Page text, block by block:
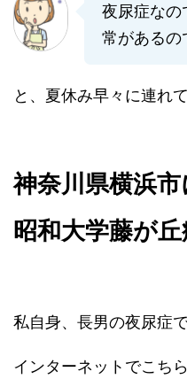
夜尿症なの
常があるの
と、夏休み早々に連れ
神奈川県横浜市
昭和大学藤が丘
私自身、長男の夜尿症
インターネットでこち